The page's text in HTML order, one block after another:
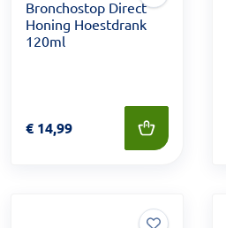
Bronchostop Direct
Honing Hoestdrank
120ml
Prijs: € 14,99
€ 14,99